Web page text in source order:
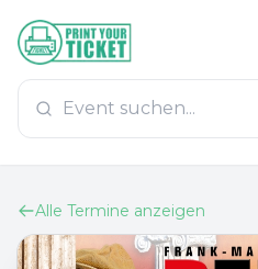
Zum Hauptinhalt
PrintYourTicket
Alle Termine anzeigen